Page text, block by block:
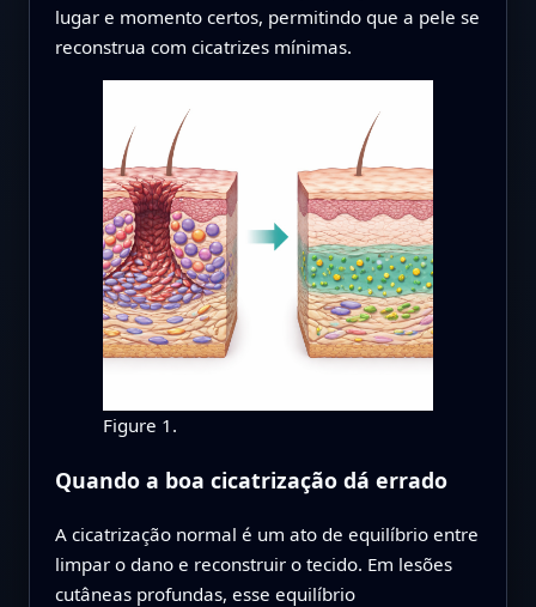
lugar e momento certos, permitindo que a pele se
reconstrua com cicatrizes mínimas.
Figure 1.
Quando a boa cicatrização dá errado
A cicatrização normal é um ato de equilíbrio entre
limpar o dano e reconstruir o tecido. Em lesões
cutâneas profundas, esse equilíbrio